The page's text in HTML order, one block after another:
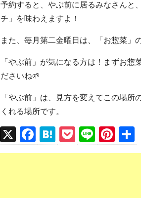
予約すると、やぶ前に居るみなさんと
チ」を味わえますよ！
また、毎月第二金曜日は、「お惣菜」
「やぶ前」が気になる方は！まずお惣
ださいね🌱
「やぶ前」は、見方を変えてこの場
くれる場所です。
X
F
a
H
at
P
o
Li
n
Pi
nt